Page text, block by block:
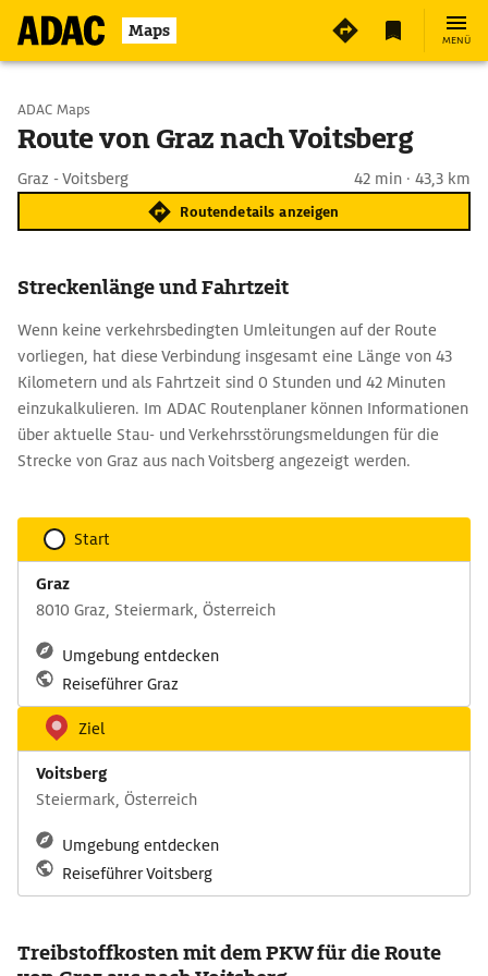
Maps MENÜ
Start wählen
ADAC Maps
Route von Graz nach Voitsberg
Graz - Voitsberg 42 min · 43,3 km
Routendetails anzeigen
Streckenlänge und Fahrtzeit
Wenn keine verkehrsbedingten Umleitungen auf der Route
vorliegen, hat diese Verbindung insgesamt eine Länge von 43
Kilometern und als Fahrtzeit sind 0 Stunden und 42 Minuten
einzukalkulieren. Im ADAC Routenplaner können Informationen
über aktuelle Stau- und Verkehrsstörungsmeldungen für die
Strecke von Graz aus nach Voitsberg angezeigt werden.
Start
Graz
8010 Graz, Steiermark, Österreich
Umgebung entdecken
Reiseführer Graz
Ziel
Voitsberg
Steiermark, Österreich
Umgebung entdecken
Reiseführer Voitsberg
Treibstoffkosten mit dem PKW für die Route